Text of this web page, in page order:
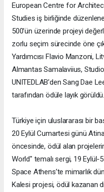
European Centre for
Studies iş birliğinde
500’ün üzerinde projeyi
zorlu seçim sürecinde öne
Yardımcısı Flavio Manzoni,
Almantas Samalaviius,
UNITEDLAB’den Sang Dae
tarafından ödüle layık görüldü.
Türkiye için uluslararası bir
20 Eylül Cumartesi günü
öncesinde, ödül alan
World" temalı sergi, 19
Space Athens’te mimarlık
Kalesi projesi, ödül kazanan